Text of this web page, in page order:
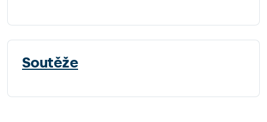
Soutěže